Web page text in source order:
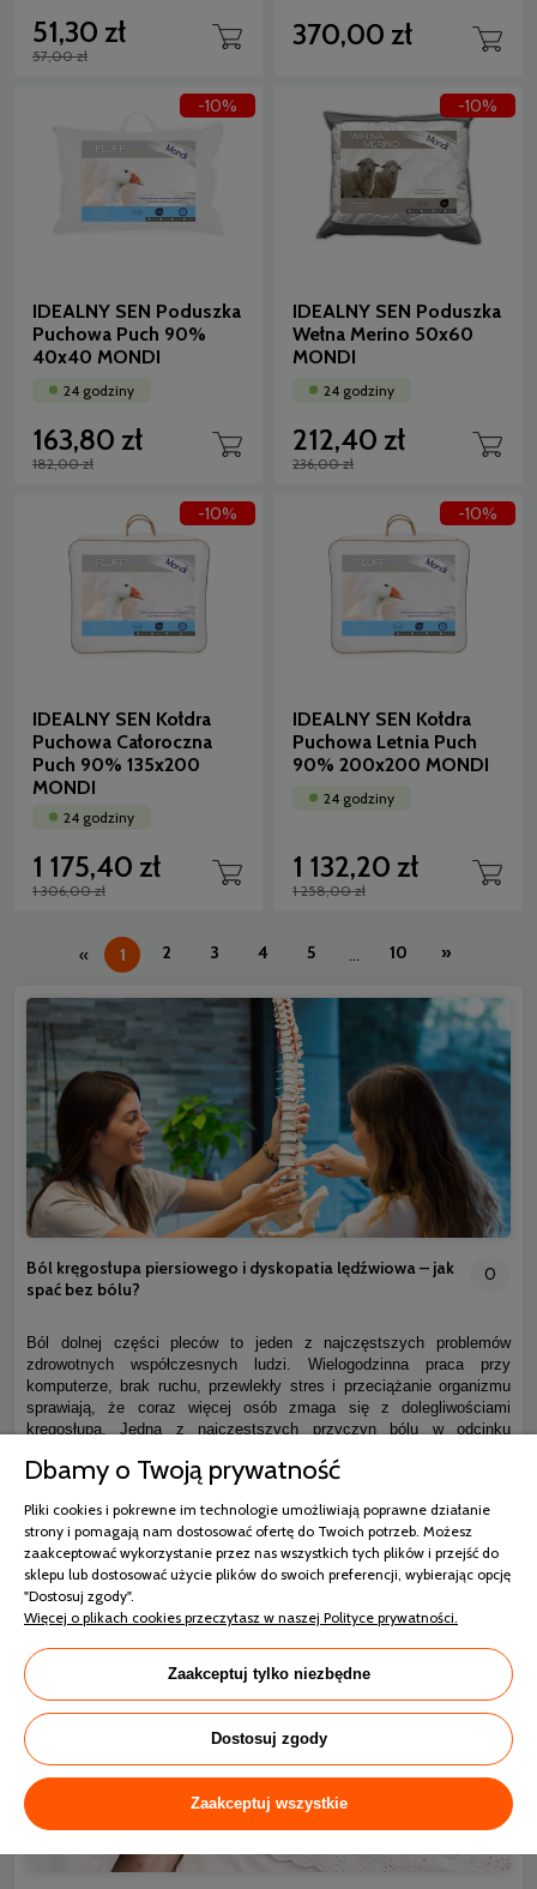
51,30 zł
57,00 zł
370,00 zł
IDEALNY SEN Poduszka
Puchowa Puch 90%
40x40 MONDI
24 godziny
163,80 zł
182,00 zł
-10%
IDEALNY SEN Poduszka
Wełna Merino 50x60
MONDI
24 godziny
212,40 zł
236,00 zł
-10%
IDEALNY SEN Kołdra
Puchowa Całoroczna
Puch 90% 135x200
MONDI
24 godziny
1 175,40 zł
1 306,00 zł
-10%
IDEALNY SEN Kołdra
Puchowa Letnia Puch
90% 200x200 MONDI
24 godziny
1 132,20 zł
1 258,00 zł
-10%
« 1 2 3 4 5 ... 10 »
Ból kręgosłupa piersiowego i dyskopatia lędźwiowa – jak
spać bez bólu?
0
Ból dolnej części pleców to jeden z najczęstszych problemów
zdrowotnych współczesnych ludzi. Wielogodzinna praca przy
komputerze, brak ruchu, przewlekły stres i przeciążanie organizmu
sprawiają, że coraz więcej osób zmaga się z dolegliwościami
kręgosłupa. Jedną z najczęstszych przyczyn bólu w odcinku
wyłącznie na komfort poruszania się. Bardzo często utrudnia również
prawidłowo się regenerować.
czytaj całość »
Dbamy o Twoją prywatność
Pliki cookies i pokrewne im technologie umożliwiają poprawne działanie
strony i pomagają nam dostosować ofertę do Twoich potrzeb. Możesz
zaakceptować wykorzystanie przez nas wszystkich tych plików i przejść do
sklepu lub dostosować użycie plików do swoich preferencji, wybierając opcję
"Dostosuj zgody".
Więcej o plikach cookies przeczytasz w naszej Polityce prywatności.
Zaakceptuj tylko niezbędne
Dostosuj zgody
Zaakceptuj wszystkie